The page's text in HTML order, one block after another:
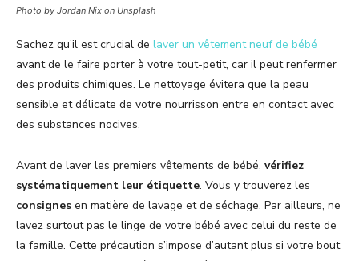
Photo by Jordan Nix on Unsplash
Sachez qu’il est crucial de laver un vêtement neuf de bébé
avant de le faire porter à votre tout-petit, car il peut renfermer
des produits chimiques. Le nettoyage évitera que la peau
sensible et délicate de votre nourrisson entre en contact avec
des substances nocives.
Avant de laver les premiers vêtements de bébé, vérifiez
systématiquement leur étiquette. Vous y trouverez les
consignes en matière de lavage et de séchage. Par ailleurs, ne
lavez surtout pas le linge de votre bébé avec celui du reste de
la famille. Cette précaution s’impose d’autant plus si votre bout